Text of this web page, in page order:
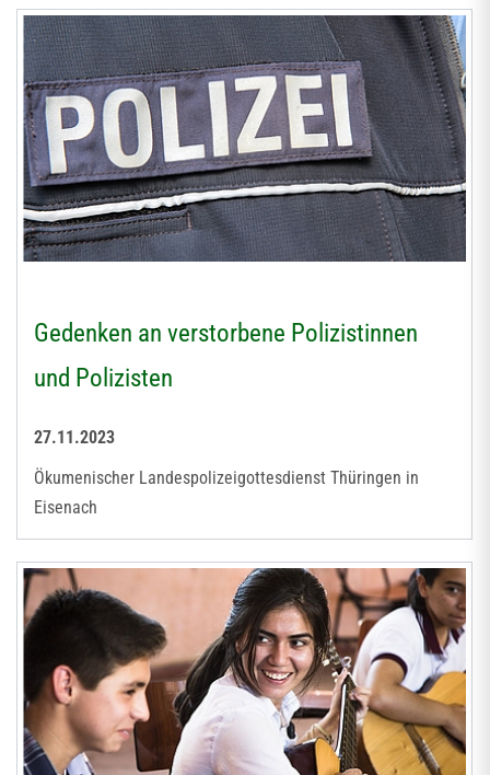
Gedenken an verstorbene Polizistinnen
und Polizisten
27.11.2023
Ökumenischer Landespolizeigottesdienst Thüringen in
Eisenach